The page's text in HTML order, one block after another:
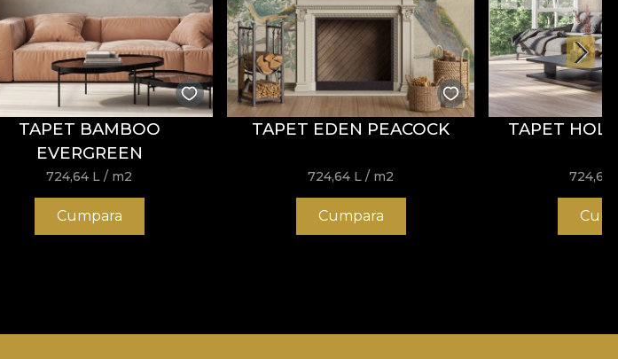
TAPET BAMBOO
EVERGREEN
724,64 L / m2
Cumpara
TAPET EDEN PEACOCK
724,64 L / m2
Cumpara
TAPET
724,64